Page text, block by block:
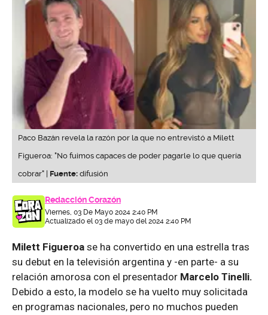
Paco Bazán revela la razón por la que no entrevistó a Milett
Figueroa: "No fuimos capaces de poder pagarle lo que quería
cobrar" | Fuente: difusión
Redacción Corazón
Viernes, 03 De Mayo 2024 2:40 PM
Actualizado el 03 de mayo del 2024 2:40 PM
Milett Figueroa se ha convertido en una estrella tras
su debut en la televisión argentina y -en parte- a su
relación amorosa con el presentador Marcelo Tinelli.
Debido a esto, la modelo se ha vuelto muy solicitada
en programas nacionales, pero no muchos pueden